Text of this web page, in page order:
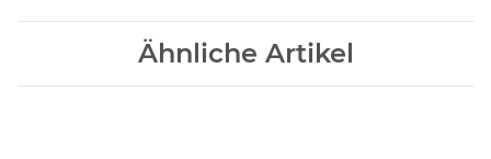
Ähnliche Artikel